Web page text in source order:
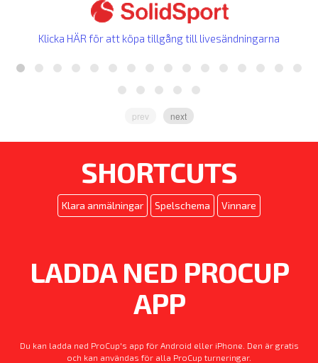
Klicka HÄR för att köpa tillgång till livesändningarna
prev next
SHORTCUTS
Klara anmälningar Spelschema Vinnare
LADDA NED PROCUP
APP
Du kan ladda ned ProCup's app för Android eller iPhone. Den är gratis
och kan användas för alla ProCup turneringar.